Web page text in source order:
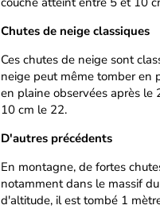
Chutes de neige classiques
Ces chutes de neige sont
neige peut même tomber en
en plaine observées après
10 cm le 22.
D'autres précédents
En montagne, de fortes
notamment dans le massif
d'altitude, il est tombé 1